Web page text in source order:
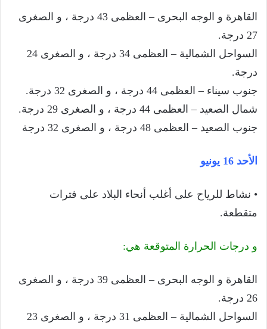
القاهرة و الوجه البحرى – العظمى 43 درجة ، و الصغرى
27 درجة.
السواحل الشمالية – العظمى 34 درجة ، و الصغرى 24
درجة.
جنوب سيناء – العظمى 44 درجة ، و الصغرى 32 درجة.
شمال الصعيد – العظمى 44 درجة ، و الصغرى 29 درجة.
جنوب الصعيد – العظمى 48 درجة ، و الصغرى 32 درجة
الأحد 16 يونيو
• نشاط للرياح على أغلب أنحاء البلاد على فترات
متقطعة.
و درجات الحرارة المتوقعة هي:
القاهرة و الوجه البحرى – العظمى 39 درجة ، و الصغرى
26 درجة.
السواحل الشمالية – العظمى 31 درجة ، و الصغرى 23